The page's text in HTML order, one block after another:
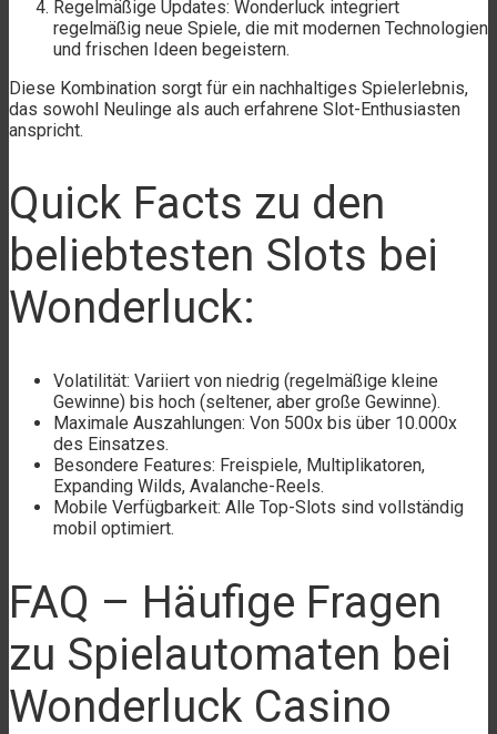
Regelmäßige Updates: Wonderluck integriert
regelmäßig neue Spiele, die mit modernen Technologien
und frischen Ideen begeistern.
Diese Kombination sorgt für ein nachhaltiges Spielerlebnis,
das sowohl Neulinge als auch erfahrene Slot-Enthusiasten
anspricht.
Quick Facts zu den
beliebtesten Slots bei
Wonderluck:
Volatilität: Variiert von niedrig (regelmäßige kleine
Gewinne) bis hoch (seltener, aber große Gewinne).
Maximale Auszahlungen: Von 500x bis über 10.000x
des Einsatzes.
Besondere Features: Freispiele, Multiplikatoren,
Expanding Wilds, Avalanche-Reels.
Mobile Verfügbarkeit: Alle Top-Slots sind vollständig
mobil optimiert.
FAQ – Häufige Fragen
zu Spielautomaten bei
Wonderluck Casino